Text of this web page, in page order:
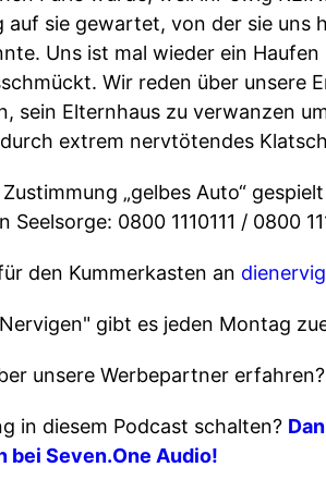
auf sie gewartet, von der sie uns
Uns ist mal wieder ein
Wir reden über unsere
sein Elternhaus zu verwanzen
extrem nervtötendes
„gelbes Auto“
0800 1110111 / 0800
den Kummerkasten an
gibt es jeden Montag
unsere Werbepartner erfahren?
in diesem Podcast schalten?
Seven.One Audio!